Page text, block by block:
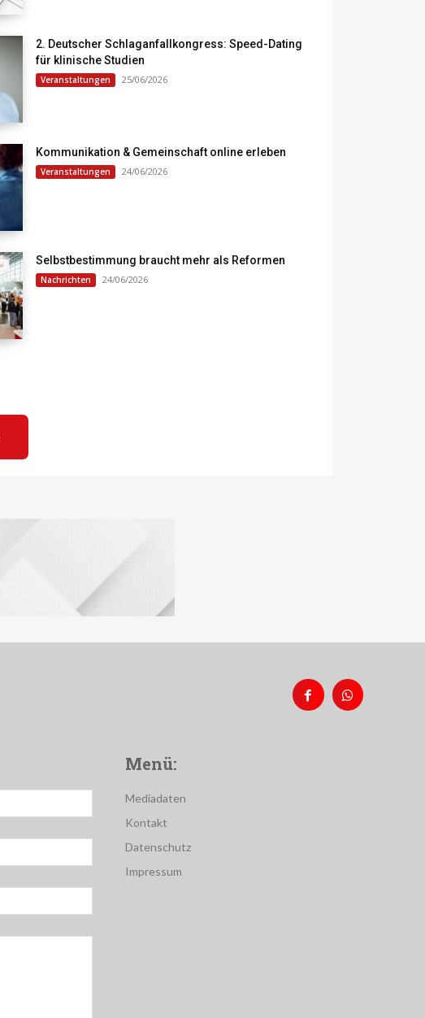
2. Deutscher Schlaganfallkongress: Speed-Dating
für klinische Studien
Veranstaltungen 25/06/2026
Kommunikation & Gemeinschaft online erleben
Veranstaltungen 24/06/2026
Selbstbestimmung braucht mehr als Reformen
Nachrichten 24/06/2026
Menü:
Mediadaten
Kontakt
Datenschutz
Impressum